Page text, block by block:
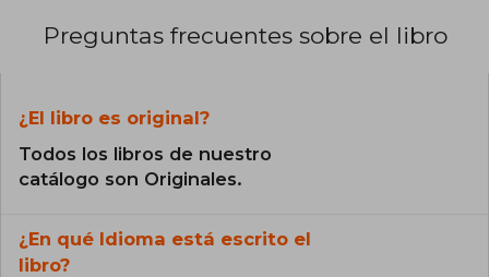
Preguntas frecuentes sobre el libro
¿El libro es original?
Todos los libros de nuestro
catálogo son Originales.
¿En qué Idioma está escrito el
libro?